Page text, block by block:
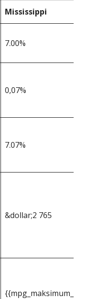
Mississippi
7.00%
0,07%
7.07%
&dollar;2 765